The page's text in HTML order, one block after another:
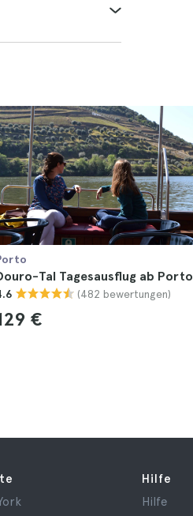
Tal Tagesausflug ab Porto
(482 bewertungen)
€
Hilfe
Hilfe